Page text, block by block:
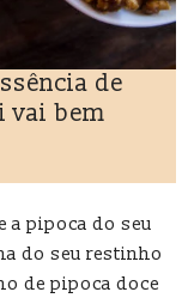
de
vai bem
a pipoca do seu
do seu restinho
de pipoca doce